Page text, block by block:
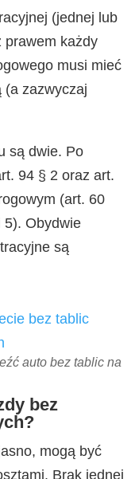
(jednej lub
prawem każdy
musi mieć
(a zazwyczaj
są dwie. Po
94 § 2 oraz art.
(art. 60
5). Obydwie
są
auto bez tablic na
bez
mogą być
Brak jednej